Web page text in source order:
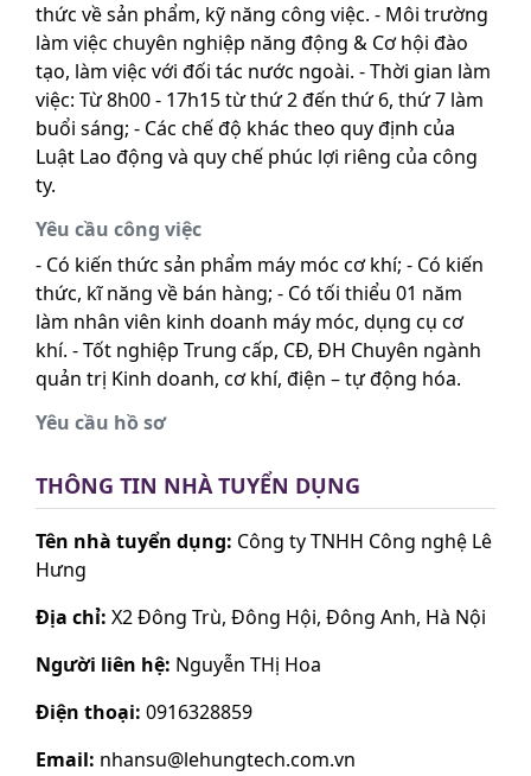
thức về sản phẩm, kỹ năng công việc. - Môi trường
làm việc chuyên nghiệp năng động & Cơ hội đào
tạo, làm việc với đối tác nước ngoài. - Thời gian làm
việc: Từ 8h00 - 17h15 từ thứ 2 đến thứ 6, thứ 7 làm
buổi sáng; - Các chế độ khác theo quy định của
Luật Lao động và quy chế phúc lợi riêng của công
ty.
Yêu cầu công việc
- Có kiến thức sản phẩm máy móc cơ khí; - Có kiến
thức, kĩ năng về bán hàng; - Có tối thiểu 01 năm
làm nhân viên kinh doanh máy móc, dụng cụ cơ
khí. - Tốt nghiệp Trung cấp, CĐ, ĐH Chuyên ngành
quản trị Kinh doanh, cơ khí, điện – tự động hóa.
Yêu cầu hồ sơ
THÔNG TIN NHÀ TUYỂN DỤNG
Tên nhà tuyển dụng: Công ty TNHH Công nghệ Lê
Hưng
Địa chỉ: X2 Đông Trù, Đông Hội, Đông Anh, Hà Nội
Người liên hệ: Nguyễn THị Hoa
Điện thoại: 0916328859
Email: nhansu@lehungtech.com.vn